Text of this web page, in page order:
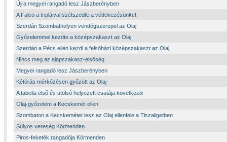
Újra megyei rangadó lesz Jászberényben
A Falco a tripláival szétszedte a védekezésünket
Szerdán Szombathelyen vendégszerepel az Olaj
Győzelemmel kezdte a középszakaszt az Olaj
Szerdán a Pécs ellen kezdi a felsőházi középszakaszt az Olaj
Nincs meg az alapszakasz-elsőség
Megyei rangadó lesz Jászberényben
Kétórás mérkőzésen győzött az Olaj
A tabella első és utolsó helyezett csatája következik
Olaj-győzelem a Kecskemét ellen
Szombaton a Kecskemétet lesz az Olaj ellenfele a Tiszaligetben
Súlyos vereség Körmenden
Piros-feketék rangadója Körmenden